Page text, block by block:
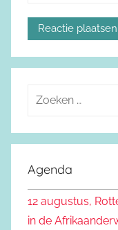
e
e
n
Agenda
12 augustus,
in de